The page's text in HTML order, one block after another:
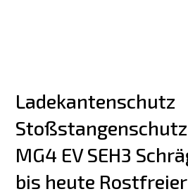
Ladekantenschutz
MG4 EV SEH3
bis heute